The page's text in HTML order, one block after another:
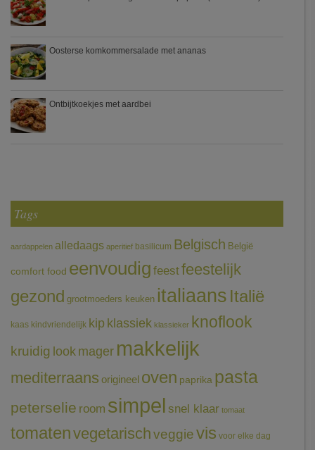
Oosterse komkommersalade met ananas
Ontbijtkoekjes met aardbei
Tags
aardappelen alledaags aperitief basilicum Belgisch België
comfort food eenvoudig feestfeestelijk
gezond grootmoeders keuken italiaans Italië
kaas kindvriendelijk kip klassiek klassieker knoflook
kruidig look mager makkelijk
mediterraans origineel oven paprika pasta
peterselie room simpel snel klaar tomaat
tomatenvegetarischveggievis voor elke dag